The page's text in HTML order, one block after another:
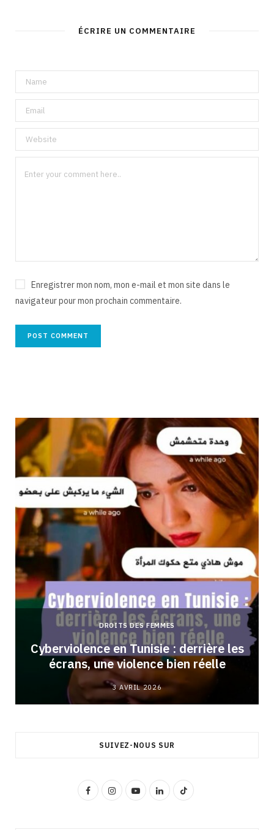
ÉCRIRE UN COMMENTAIRE
Enregistrer mon nom, mon e-mail et mon site dans le
navigateur pour mon prochain commentaire.
DROITS DES FEMMES
Cyberviolence en Tunisie : derrière les
écrans, une violence bien réelle
3 AVRIL 2026
SUIVEZ-NOUS SUR
F
I
Y
L
T